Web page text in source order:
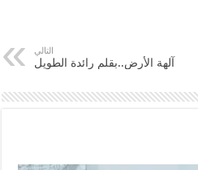
التالي
آلهة الأرض..بقلم رائدة الطويل